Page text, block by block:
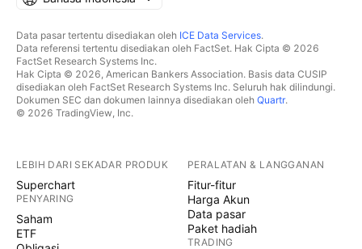
Data pasar tertentu disediakan oleh ICE Data Services.
Data referensi tertentu disediakan oleh FactSet. Hak Cipta © 2026
FactSet Research Systems Inc.
Hak Cipta © 2026, American Bankers Association. Basis data CUSIP
disediakan oleh FactSet Research Systems Inc. Seluruh hak dilindungi.
Dokumen SEC dan dokumen lainnya disediakan oleh Quartr.
© 2026 TradingView, Inc.
LEBIH DARI SEKADAR PRODUK
Superchart
PENYARING
Saham
ETF
PERALATAN & LANGGANAN
Fitur-fitur
Harga Akun
Data pasar
Paket hadiah
TRADING